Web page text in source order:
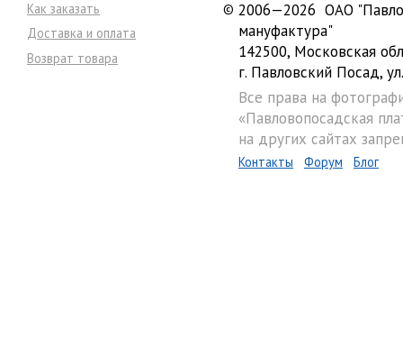
Как заказать
Доставка и оплата
Возврат товара
© 2006—2026 ОАО
мануфактура"
142500, Московская
г. Павловский Посад,
Все права на
«Павловопосадская
на других сайтах
Контакты Форум Блог